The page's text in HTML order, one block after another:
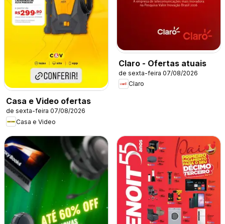
Casa e Video ofertas
de sexta-feira 07/08/2026
Casa e Video
Claro - Ofertas atuais
de sexta-feira 07/08/2026
Claro